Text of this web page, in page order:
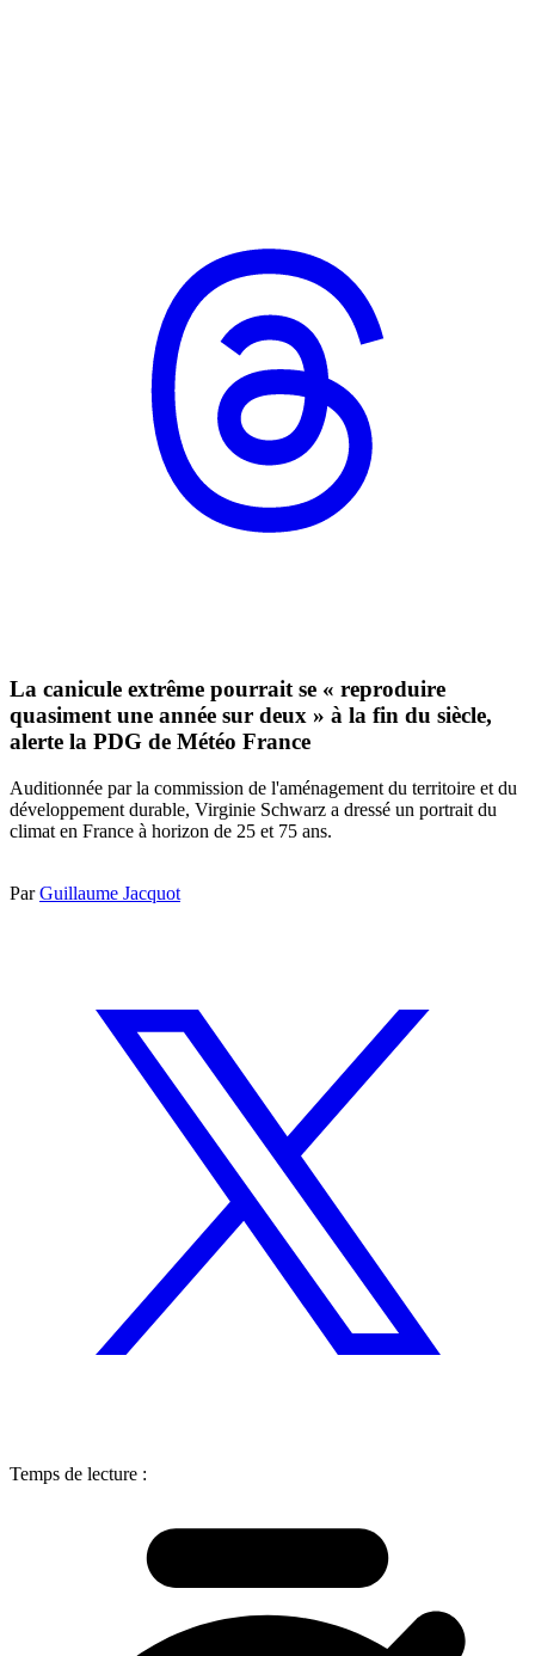
La canicule extrême pourrait se « reproduire
quasiment une année sur deux » à la fin du siècle,
alerte la PDG de Météo France
Auditionnée par la commission de l'aménagement du territoire et du
développement durable, Virginie Schwarz a dressé un portrait du
climat en France à horizon de 25 et 75 ans.
ParGuillaume Jacquot
Temps de lecture :